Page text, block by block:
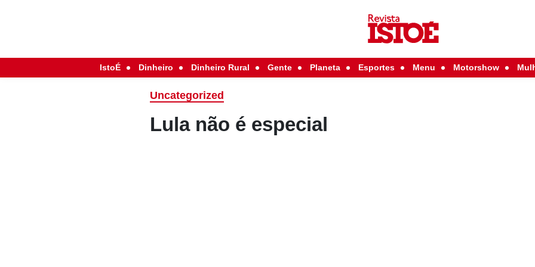
IstoÉ Dinheiro Dinheiro Rural Gente Planeta Esportes Menu Motorshow
Uncategorized
Lula não é especial